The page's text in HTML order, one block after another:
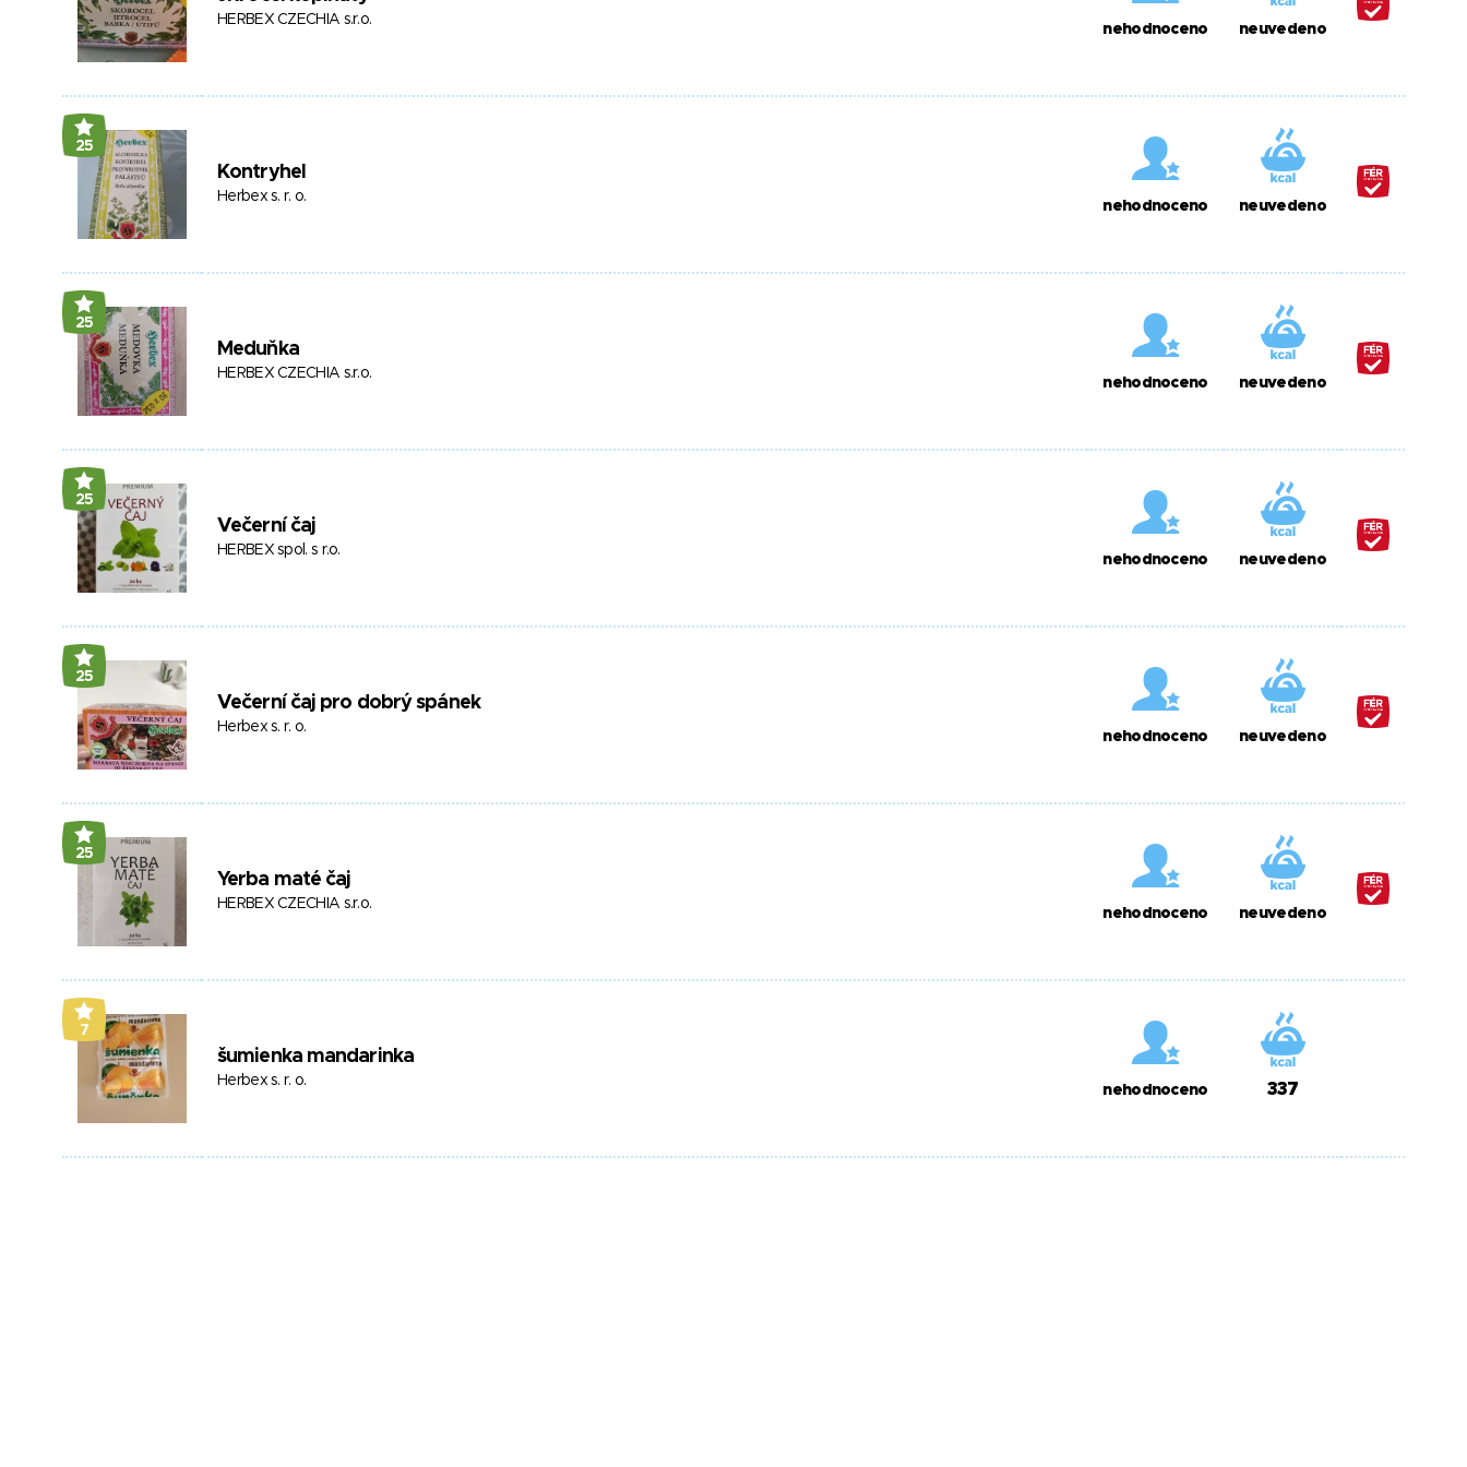
HERBEX CZECHIA s.r.o.
nehodnoceno neuvedeno
25
Kontryhel
Herbex s. r. o.
nehodnoceno neuvedeno
25
Meduňka
HERBEX CZECHIA s.r.o.
nehodnoceno neuvedeno
25
Večerní čaj
HERBEX spol. s r.o.
nehodnoceno neuvedeno
25
Večerní čaj pro dobrý spánek
Herbex s. r. o.
nehodnoceno neuvedeno
25
Yerba maté čaj
HERBEX CZECHIA s.r.o.
nehodnoceno neuvedeno
7
šumienka mandarinka
Herbex s. r. o.
nehodnoceno 337